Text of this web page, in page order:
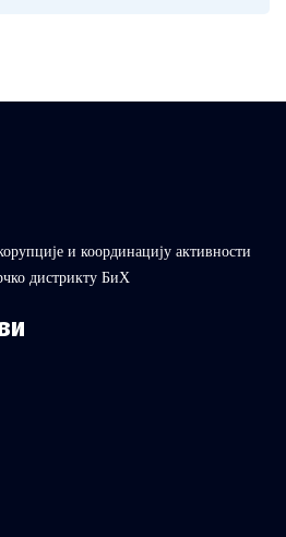
и координацију активности
дистрикту БиХ